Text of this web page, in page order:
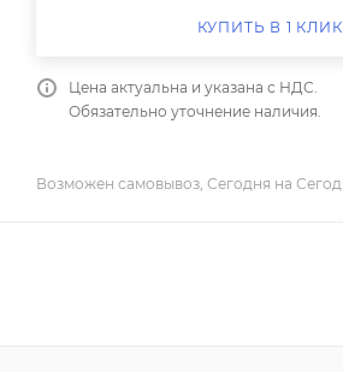
КУПИТЬ В 1 КЛИК
Цена актуальна и указана с НДС.
Обязательно уточнение наличия.
Возможен самовывоз, Сегодня на